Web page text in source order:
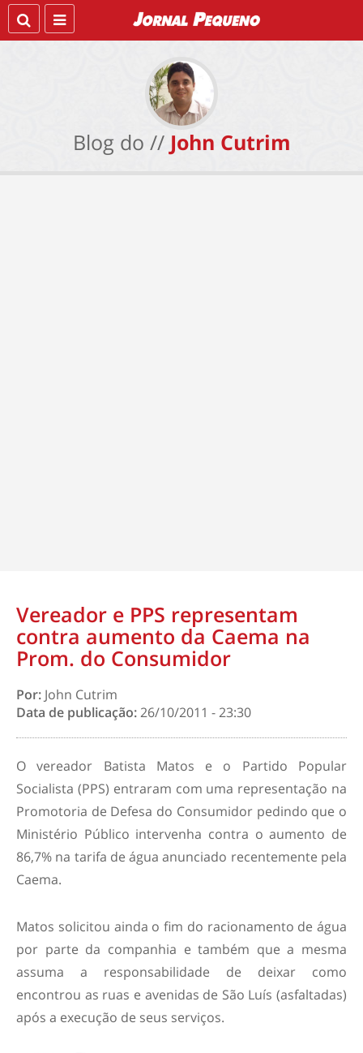
Blog do // John Cutrim
Vereador e PPS representam
contra aumento da Caema na
Prom. do Consumidor
Por: John Cutrim
Data de publicação:26/10/2011 - 23:30
O vereador Batista Matos e o Partido Popular
Socialista (PPS) entraram com uma representação na
Promotoria de Defesa do Consumidor pedindo que o
Ministério Público intervenha contra o aumento de
86,7% na tarifa de água anunciado recentemente pela
Caema.
Matos solicitou ainda o fim do racionamento de água
por parte da companhia e também que a mesma
assuma a responsabilidade de deixar como
encontrou as ruas e avenidas de São Luís (asfaltadas)
após a execução de seus serviços.